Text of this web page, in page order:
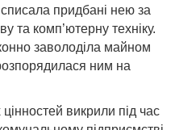
списала придбані нею за
та комп’ютерну техніку.
заволоділа майном
ним на
викрили під час